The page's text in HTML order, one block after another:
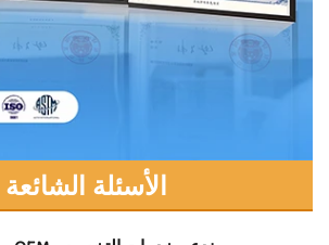
الأسئلة الشائعة